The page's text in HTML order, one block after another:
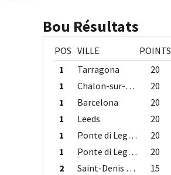
Bou Résultats
POS VILLE POINTS
1
Tarragona 20
1
Chalon-sur-Saône 20
1
Barcelona 20
1
Leeds 20
1
Ponte di Legno 20
1
Ponte di Legno 20
2
Saint-Denis / Île de la Réunion 15